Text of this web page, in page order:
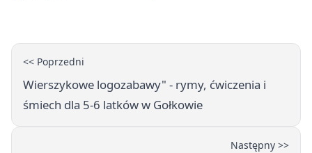
<< Poprzedni
Wierszykowe logozabawy" - rymy, ćwiczenia i
śmiech dla 5-6 latków w Gołkowie
Następny >>